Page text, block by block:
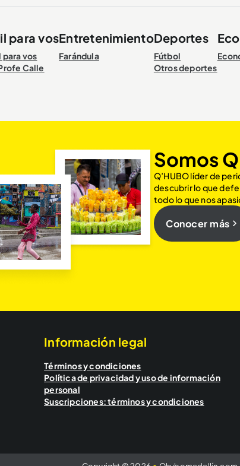
para vos
para vos
Calle
Entretenimiento
Farándula
Deportes
Fútbol
Otros deportes
Somos
Q’HUBO líder de
descubrir lo que
todo lo que nos
Conocer más
Información legal
Términos y condiciones
Política de privacidad y uso de información
personal
Suscripciones: términos y condiciones